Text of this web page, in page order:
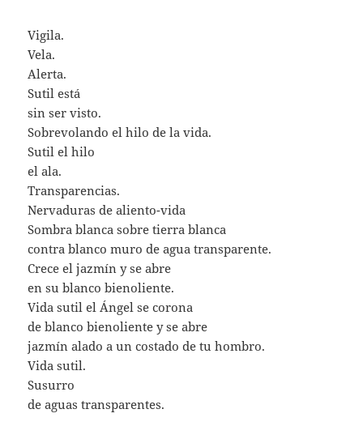
Vigila.
Vela.
Alerta.
Sutil está
sin ser visto.
Sobrevolando el hilo de la vida.
Sutil el hilo
el ala.
Transparencias.
Nervaduras de aliento-vida
Sombra blanca sobre tierra blanca
contra blanco muro de agua transparente.
Crece el jazmín y se abre
en su blanco bienoliente.
Vida sutil el Ángel se corona
de blanco bienoliente y se abre
jazmín alado a un costado de tu hombro.
Vida sutil.
Susurro
de aguas transparentes.